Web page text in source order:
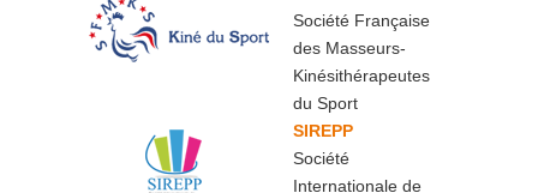
Société Française
des Masseurs-
Kinésithérapeutes
du Sport
SIREPP
Société
Internationale de